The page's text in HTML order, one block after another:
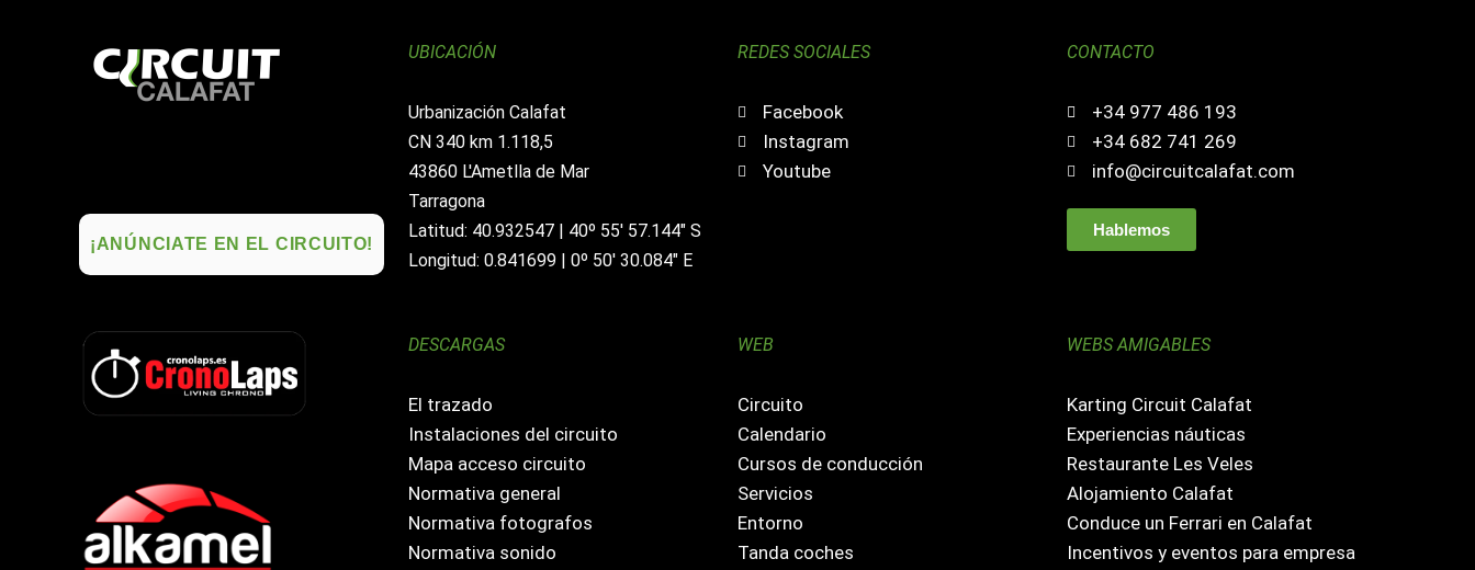
¡ANÚNCIATE EN EL CIRCUITO!
UBICACIÓN
Urbanización Calafat
CN 340 km 1.118,5
43860 L'Ametlla de Mar
Tarragona
Latitud: 40.932547 | 40º 55' 57.144" S
Longitud: 0.841699 | 0º 50' 30.084" E
REDES SOCIALES
Facebook
Instagram
Youtube
CONTACTO
+34 977 486 193
+34 682 741 269
info@circuitcalafat.com
Hablemos
DESCARGAS
El trazado
Instalaciones del circuito
Mapa acceso circuito
Normativa general
Normativa fotografos
Normativa sonido
WEB
Circuito
Calendario
Cursos de conducción
Servicios
Entorno
Tanda coches
WEBS AMIGABLES
Karting Circuit Calafat
Experiencias náuticas
Restaurante Les Veles
Alojamiento Calafat
Conduce un Ferrari en Calafat
Incentivos y eventos para empresa